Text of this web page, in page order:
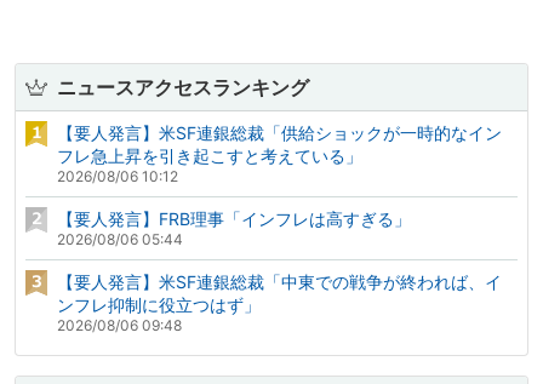
ニュースアクセスランキング
【要人発言】米SF連銀総裁「供給ショックが一時的なイン
フレ急上昇を引き起こすと考えている」
2026/08/06 10:12
【要人発言】FRB理事「インフレは高すぎる」
2026/08/06 05:44
【要人発言】米SF連銀総裁「中東での戦争が終われば、イ
ンフレ抑制に役立つはず」
2026/08/06 09:48